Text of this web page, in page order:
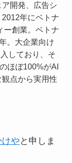
開発、広告シ
年にベトナ
ー創業。ベトナ
。大企業向け
しており、そ
ほぼ100%がAI
点から実用性
けやと申しま